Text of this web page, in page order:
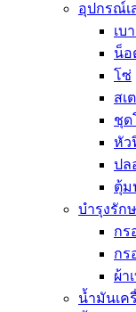
อุปกรณ์เ
เบ
น็อ
โซ่
สเ
ชุด
หัว
ปล
ตุ้ม
บำรุงรัก
กร
กร
ผ้า
น้ำมันเค